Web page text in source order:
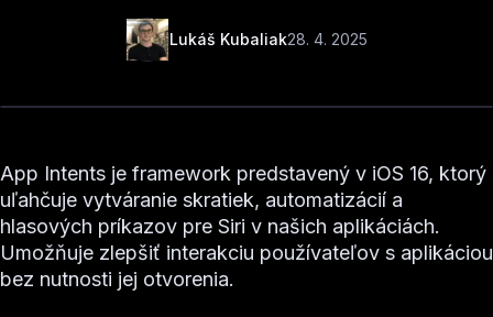
Lukáš Kubaliak28. 4. 2025
App Intents je framework predstavený v iOS 16, ktorý
uľahčuje vytváranie skratiek, automatizácií a
hlasových príkazov pre Siri v našich aplikáciách.
Umožňuje zlepšiť interakciu používateľov s aplikáciou
bez nutnosti jej otvorenia.